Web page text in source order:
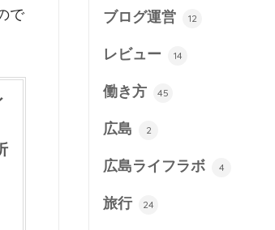
で
ブログ運営 12
レビュー 14
働き方 45
広島 2
広島ライフラボ 4
旅行 24